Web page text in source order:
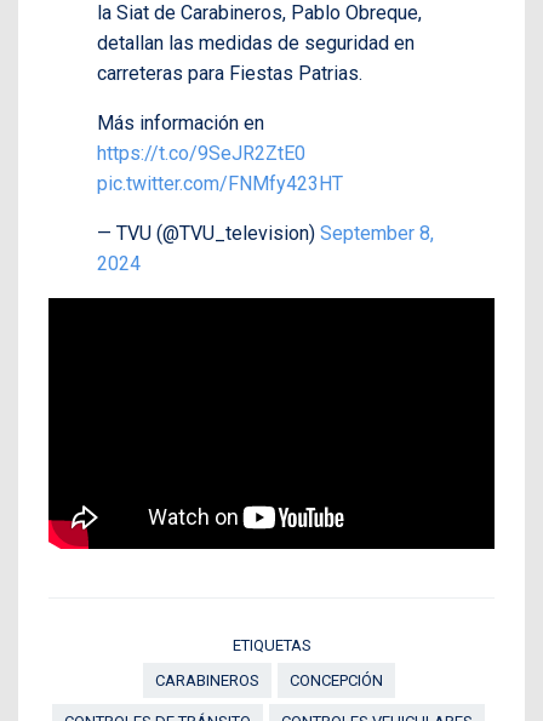
la Siat de Carabineros, Pablo Obreque,
detallan las medidas de seguridad en
carreteras para Fiestas Patrias.
Más información en
https://t.co/9SeJR2ZtE0
pic.twitter.com/FNMfy423HT
— TVU (@TVU_television) September 8,
2024
ETIQUETAS
CARABINEROS
CONCEPCIÓN